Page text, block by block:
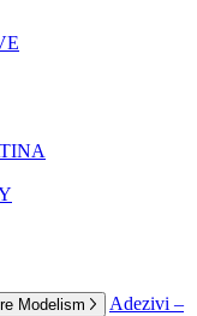
Modelism
Adezivi –